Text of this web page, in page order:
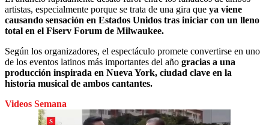
artistas, especialmente porque se trata de una gira que ya viene
causando sensación en Estados Unidos tras iniciar con un lleno
total en el Fiserv Forum de Milwaukee.
Según los organizadores, el espectáculo promete convertirse en uno
de los eventos latinos más importantes del año gracias a una
producción inspirada en Nueva York, ciudad clave en la
historia musical de ambos cantantes.
Videos Semana